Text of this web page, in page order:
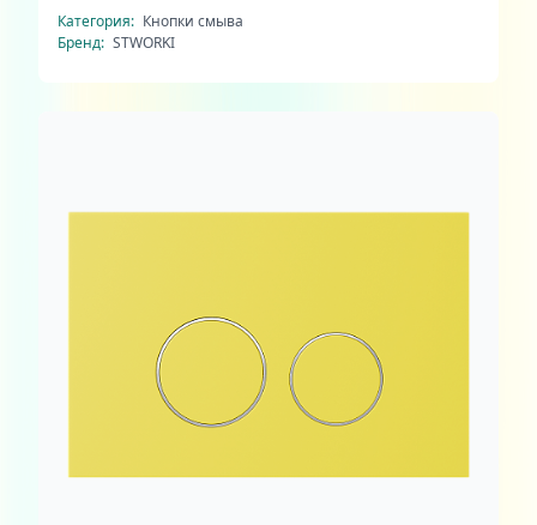
цвет матовый зеленый
Категория: Кнопки смыва
Бренд: STWORKI